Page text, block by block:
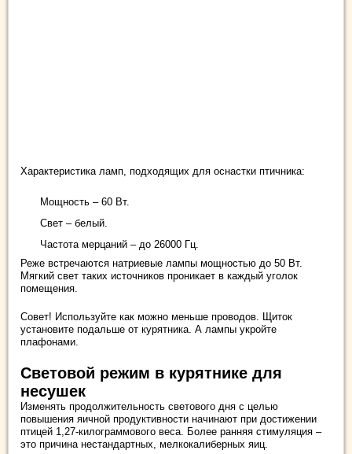
Характеристика ламп, подходящих для оснастки птичника:
Мощность – 60 Вт.
Свет – белый.
Частота мерцаний – до 26000 Гц.
Реже встречаются натриевые лампы мощностью до 50 Вт.
Мягкий свет таких источников проникает в каждый уголок
помещения.
Совет! Используйте как можно меньше проводов. Щиток
установите подальше от курятника. А лампы укройте
плафонами.
Световой режим в курятнике для
несушек
Изменять продолжительность светового дня с целью
повышения яичной продуктивности начинают при достижении
птицей 1,27-килограммового веса. Более ранняя стимуляция –
это причина нестандартных, мелкокалиберных яиц.